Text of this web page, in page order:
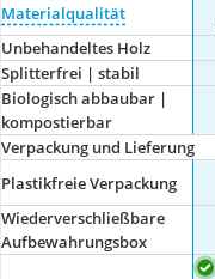
Materialqualität
Unbehandeltes Holz
Splitterfrei | stabil
Biologisch abbaubar |
kompostierbar
Verpackung und Lieferung
Plastikfreie Verpackung
Wiederverschließbare
Aufbewahrungsbox